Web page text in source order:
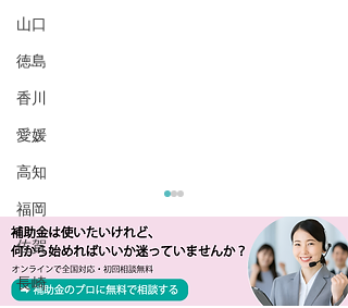
山口
徳島
香川
愛媛
高知
福岡
佐賀
長崎